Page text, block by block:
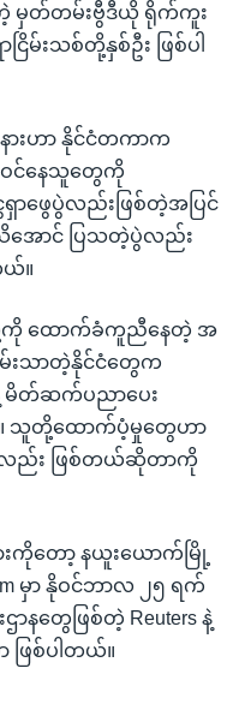
မှတ်တမ်းဗွီဒီယို ရိုက်ကူး
မ်းသစ်တို့နှစ်ဦး ဖြစ်ပါ
ားဟာ နိုင်ငံတကာက
နေသူတွေကို
ဖွေပွဲလည်းဖြစ်တဲ့အပြင်
အောင် ပြသတဲ့ပွဲလည်း
ယ်။
ာ်တို့ကို ထောက်ခံကူညီနေတဲ့ အ
မ်းသာတဲ့နိုင်ငံတွေက
မိတ်ဆက်ပညာပေး
သူတို့ထောက်ပံ့မှုတွေဟာ
း ဖြစ်တယ်ဆိုတာကို
းကိုတော့ နယူးယောက်မြို့
မှာ နိုဝင်ဘာလ ၂၅ ရက်
ဌာနတွေဖြစ်တဲ့ Reuters နဲ့
ဖြစ်ပါတယ်။